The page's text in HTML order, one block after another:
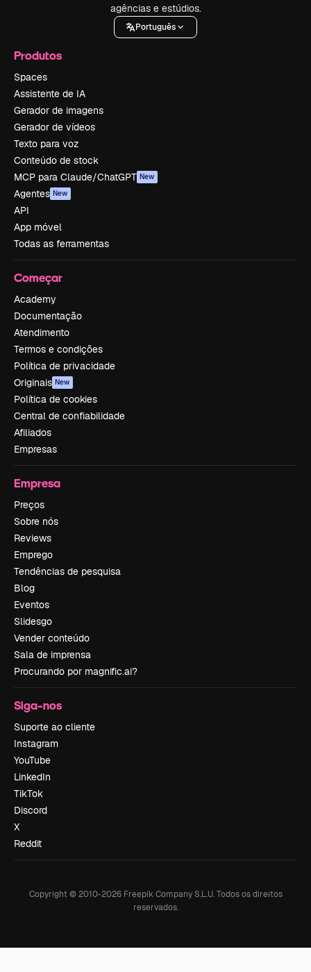
agências e estúdios.
Português
Produtos
Spaces
Assistente de IA
Gerador de imagens
Gerador de vídeos
Texto para voz
Conteúdo de stock
MCP para Claude/ChatGPT New
Agentes New
API
App móvel
Todas as ferramentas
Começar
Academy
Documentação
Atendimento
Termos e condições
Política de privacidade
Originais New
Política de cookies
Central de confiabilidade
Afiliados
Empresas
Empresa
Preços
Sobre nós
Reviews
Emprego
Tendências de pesquisa
Blog
Eventos
Slidesgo
Vender conteúdo
Sala de imprensa
Procurando por magnific.ai?
Siga-nos
Suporte ao cliente
Instagram
YouTube
LinkedIn
TikTok
Discord
X
Reddit
Copyright © 2010-2026Freepik Company S.L.U. Todos os direitos
reservados.